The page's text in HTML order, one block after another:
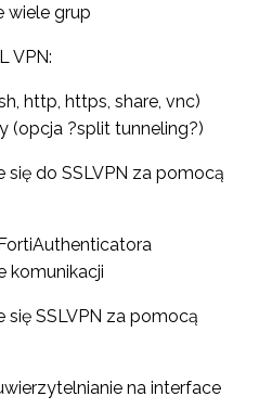
grup
VPN:
http, https, share, vnc)
?split tunneling?)
się do SSLVPN za pomocą
SSLVPN za pomocą
na interface